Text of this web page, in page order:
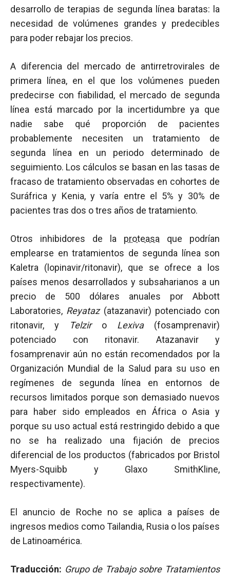
desarrollo de terapias de segunda línea baratas: la
necesidad de volúmenes grandes y predecibles
para poder rebajar los precios.
A diferencia del mercado de antirretrovirales de
primera línea, en el que los volúmenes pueden
predecirse con fiabilidad, el mercado de segunda
línea está marcado por la incertidumbre ya que
nadie sabe qué proporción de pacientes
probablemente necesiten un tratamiento de
segunda línea en un periodo determinado de
seguimiento. Los cálculos se basan en las tasas de
fracaso de tratamiento observadas en cohortes de
Suráfrica y Kenia, y varía entre el 5% y 30% de
pacientes tras dos o tres años de tratamiento.
Otros inhibidores de la proteasa que podrían
emplearse en tratamientos de segunda línea son
Kaletra (lopinavir/ritonavir), que se ofrece a los
países menos desarrollados y subsaharianos a un
precio de 500 dólares anuales por Abbott
Laboratories, Reyataz(atazanavir) potenciado con
ritonavir, y
Telzir o Lexiva(fosamprenavir)
potenciado con ritonavir. Atazanavir y
fosamprenavir aún no están recomendados por la
Organización Mundial de la Salud para su uso en
regímenes de segunda línea en entornos de
recursos limitados porque son demasiado nuevos
para haber sido empleados en África o Asia y
porque su uso actual está restringido debido a que
no se ha realizado una fijación de precios
diferencial de los productos (fabricados por Bristol
Myers-Squibb y Glaxo SmithKline,
respectivamente).
El anuncio de Roche no se aplica a países de
ingresos medios como Tailandia, Rusia o los países
de Latinoamérica.
Traducción: Grupo de Trabajo sobre Tratamientos